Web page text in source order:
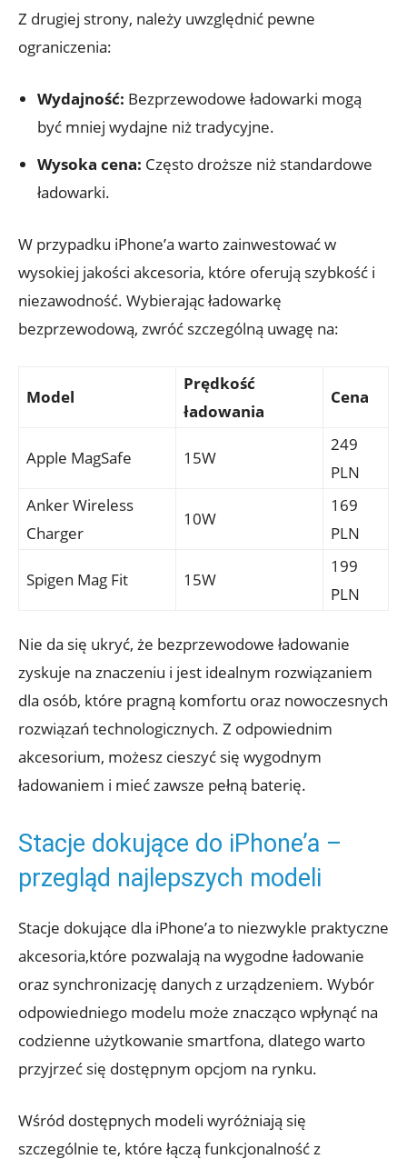
Z drugiej strony,​ należy uwzględnić ⁤pewne
ograniczenia:
Wydajność: Bezprzewodowe⁣ ładowarki mogą
być mniej wydajne ‍niż tradycyjne.
Wysoka cena: Często droższe ​niż ​standardowe
ładowarki.
W ⁣przypadku iPhone’a warto zainwestować w‍
wysokiej jakości akcesoria, które​ oferują ⁣szybkość i
niezawodność. Wybierając ładowarkę
bezprzewodową, ⁤zwróć szczególną uwagę ​na:
Model
Prędkość⁤
ładowania
Cena
Apple MagSafe 15W
249
PLN
Anker Wireless⁢
Charger
10W
169
PLN
Spigen⁣ Mag Fit 15W
199
PLN
Nie da się ​ukryć, że bezprzewodowe ładowanie
zyskuje na znaczeniu⁤ i jest ‌idealnym rozwiązaniem
dla ‍osób, ⁤które ‌pragną komfortu ​oraz nowoczesnych
rozwiązań ⁣technologicznych. Z odpowiednim
akcesorium, możesz cieszyć ‍się wygodnym
ładowaniem ‍i mieć zawsze pełną baterię.
Stacje dokujące do ⁣iPhone’a –
⁢przegląd najlepszych modeli
Stacje​ dokujące dla iPhone’a to niezwykle praktyczne⁣
akcesoria,które⁤ pozwalają na wygodne ładowanie
oraz synchronizację ⁢danych​ z‍ urządzeniem. Wybór‍
odpowiedniego modelu może znacząco wpłynąć⁤ na​
codzienne użytkowanie smartfona, dlatego⁤ warto
przyjrzeć​ się ‌dostępnym opcjom⁢ na rynku.
Wśród ⁢dostępnych modeli wyróżniają ​się
szczególnie te, ‍które łączą funkcjonalność z⁢